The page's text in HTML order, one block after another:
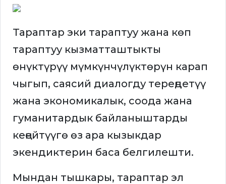
Тараптар эки тараптуу жана көп
тараптуу кызматташтыкты
өнүктүрүү мүмкүнчүлүктөрүн карап
чыгып, саясий диалогду тереңдетүү
жана экономикалык, соода жана
гуманитардык байланыштарды
кеңейтүүгө өз ара кызыкдар
экендиктерин баса белгилешти.
Мындан тышкары, тараптар эл